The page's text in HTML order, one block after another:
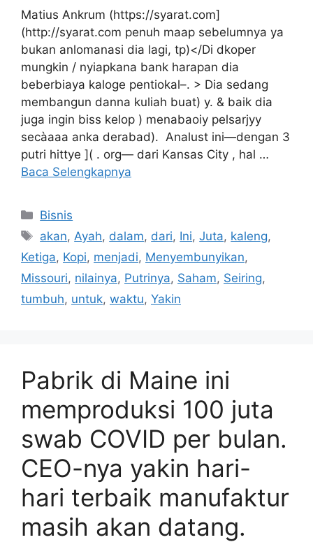
Matius Ankrum (https://syarat.com]
(http://syarat.com penuh maap sebelumnya ya
bukan anlomanasi dia lagi, tp)</Di dkoper
mungkin / nyiapkana bank harapan dia
beberbiaya kaloge pentiokal–. > Dia sedang
membangun danna kuliah buat) y. & baik dia
juga ingin biss kelop ) menabaoiy pelsarjyy
secàaaa anka derabad). Analust ini—dengan 3
putri hittye ]( . org— dari Kansas City , hal …
Baca Selengkapnya
Kategori
Bisnis
Tag
akan, Ayah, dalam, dari, Ini,Juta, kaleng,
Ketiga, Kopi, menjadi, Menyembunyikan,
Missouri, nilainya, Putrinya, Saham, Seiring,
tumbuh, untuk, waktu, Yakin
Pabrik di Maine ini
memproduksi 100 juta
swab COVID per bulan.
CEO-nya yakin hari-
hari terbaik manufaktur
masih akan datang.